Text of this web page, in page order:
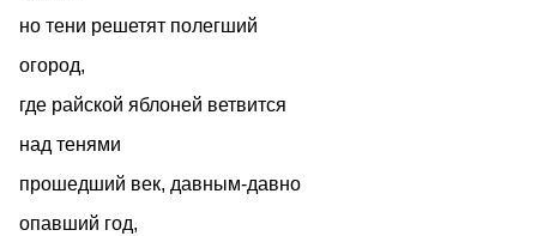
но тени решетят полегший
огород,
где райской яблоней ветвится
над тенями
прошедший век, давным‑давно
опавший год,